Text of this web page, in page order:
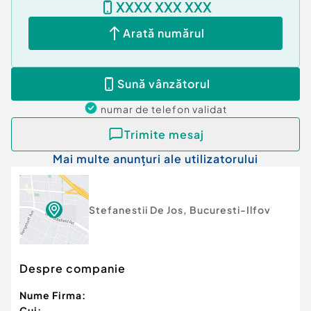
XXXX XXX XXX
Arată numărul
Sună vânzătorul
numar de telefon validat
Trimite mesaj
Mai multe anunțuri ale utilizatorului
Stefanestii De Jos, Bucuresti-Ilfov
Despre companie
Nume Firma: